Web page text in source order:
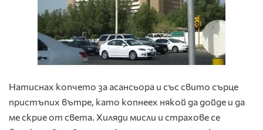
Натиснах копчето за асансьора и със свито сърце
пристъпих вътре, като копнеех някой да дойде и да
ме скрие от света. Хиляди мисли и страхове се